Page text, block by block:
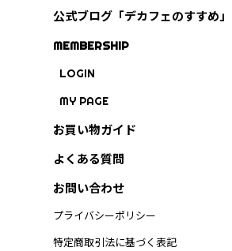
公式ブログ「デカフェのすすめ」
MEMBERSHIP
LOGIN
MY PAGE
お買い物ガイド
よくある質問
お問い合わせ
プライバシーポリシー
特定商取引法に基づく表記